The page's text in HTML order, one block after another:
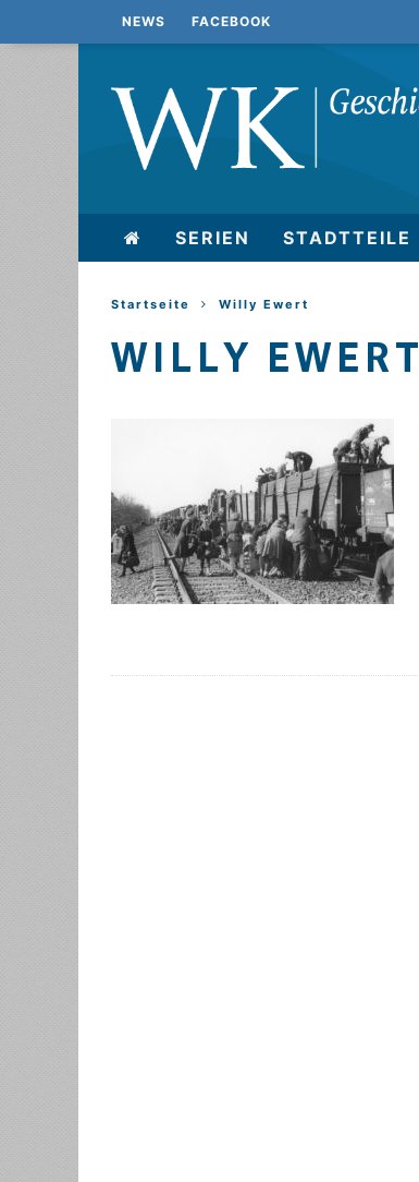
NEWS FACEBOOK
SERIEN STADTTEILE
Startseite Willy Ewert
WILLY EWERT